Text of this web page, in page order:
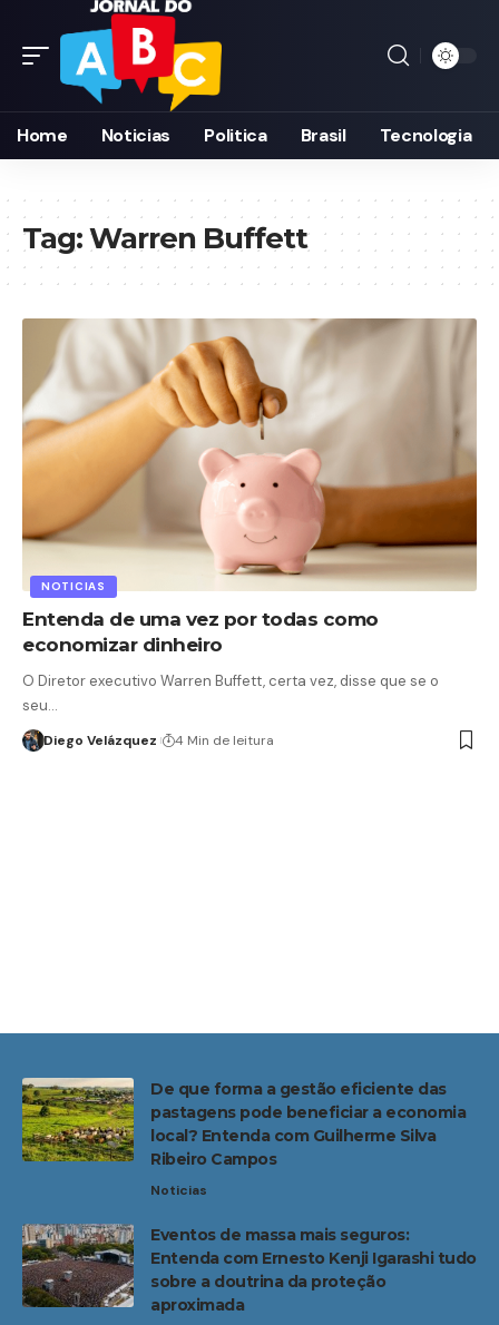
Home Noticias Politica Brasil Tecnologia
Tag:Warren Buffett
NOTICIAS
Entenda de uma vez por todas como
economizar dinheiro
O Diretor executivo Warren Buffett, certa vez, disse que se o
seu…
Diego Velázquez 4 Min de leitura
De que forma a gestão eficiente das
pastagens pode beneficiar a economia
local? Entenda com Guilherme Silva
Ribeiro Campos
Noticias
Eventos de massa mais seguros:
Entenda com Ernesto Kenji Igarashi tudo
sobre a doutrina da proteção
aproximada